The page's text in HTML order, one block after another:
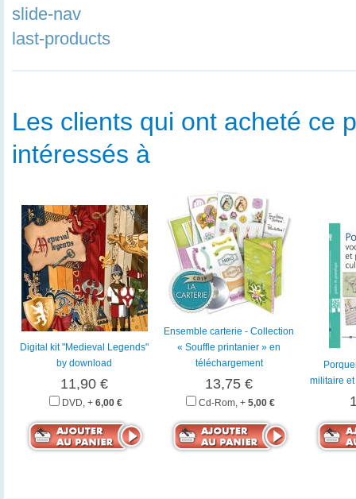
slide-nav
last-products
Les clients qui ont acheté ce
intéressés à
Digital kit "Medieval Legends"
by download
11,90 €
DVD, + 6,00 €
Ensemble carterie - Collection
« Souffle printanier » en
téléchargement
13,75 €
Cd-Rom, + 5,00 €
militaire